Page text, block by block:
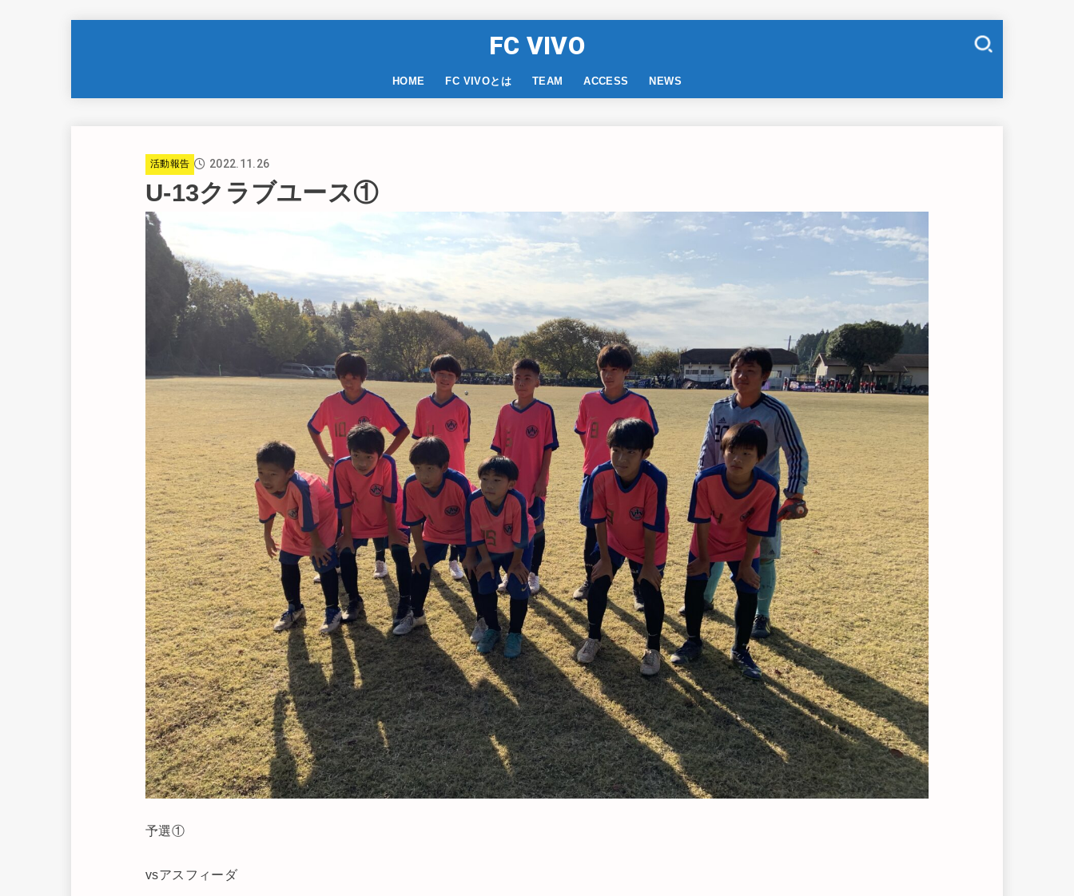
FC VIVO
HOME FC VIVOとは TEAM ACCESS NEWS
活動報告 2022.11.26
U-13クラブユース①
予選①
vsアスフィーダ